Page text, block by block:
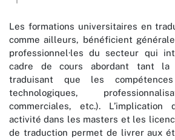
Les formations universitaires en
comme ailleurs, bénéficient
professionnel·les du secteur qui
cadre de cours abordant tant la
traduisant que les
technologiques,
commerciales, etc.).
activité dans les masters et les
de traduction permet de livrer aux